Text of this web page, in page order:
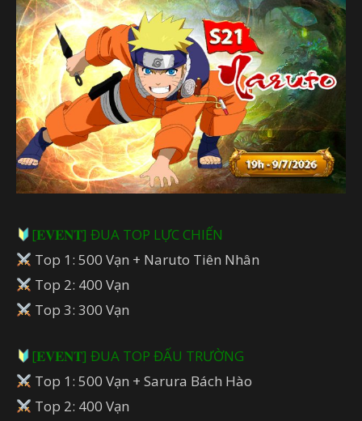
[𝐄𝐕𝐄𝐍𝐓] ĐUA TOP LỰC CHIẾN
Top 1: 500 Vạn + Naruto Tiên Nhân
Top 2: 400 Vạn
Top 3: 300 Vạn
[𝐄𝐕𝐄𝐍𝐓] ĐUA TOP ĐẤU TRƯỜNG
Top 1: 500 Vạn + Sarura Bách Hào
Top 2: 400 Vạn